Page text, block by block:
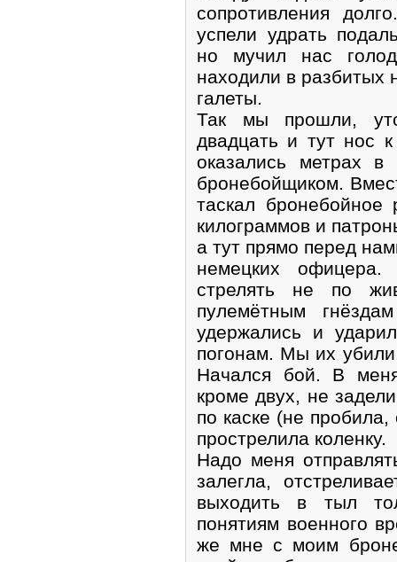
сопротивления
успели удрать
но мучил нас
находили в разбитых
галеты.
Так мы прошли,
двадцать и тут нос
оказались метрах
бронебойщиком.
таскал
килограммов и
а тут прямо перед
немецких
стрелять не по
пулемётным
удержались и
погонам. Мы их
Начался бой. В
кроме двух, не
по каске (не
прострелила коленку.
Надо меня
залегла,
выходить в тыл
понятиям военного
же мне с моим